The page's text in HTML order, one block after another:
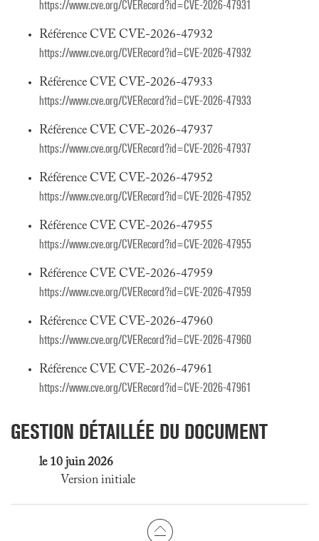
https://www.cve.org/CVERecord?id=CVE-2026-47931
Référence CVE CVE-2026-47932
https://www.cve.org/CVERecord?id=CVE-2026-47932
Référence CVE CVE-2026-47933
https://www.cve.org/CVERecord?id=CVE-2026-47933
Référence CVE CVE-2026-47937
https://www.cve.org/CVERecord?id=CVE-2026-47937
Référence CVE CVE-2026-47952
https://www.cve.org/CVERecord?id=CVE-2026-47952
Référence CVE CVE-2026-47955
https://www.cve.org/CVERecord?id=CVE-2026-47955
Référence CVE CVE-2026-47959
https://www.cve.org/CVERecord?id=CVE-2026-47959
Référence CVE CVE-2026-47960
https://www.cve.org/CVERecord?id=CVE-2026-47960
Référence CVE CVE-2026-47961
https://www.cve.org/CVERecord?id=CVE-2026-47961
GESTION DÉTAILLÉE DU DOCUMENT
le 10 juin 2026
Version initiale